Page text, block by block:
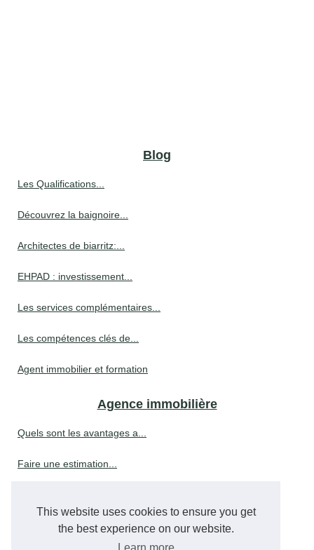
This website uses cookies to ensure you get
the best experience on our website.
Blog
Les Qualifications...
Découvrez la baignoire...
Architectes de biarritz:...
EHPAD : investissement...
Les services complémentaires...
Les compétences clés de...
Agent immobilier et formation
Agence immobilière
Quels sont les avantages a...
Faire une estimation...
Gestion de patrimoine